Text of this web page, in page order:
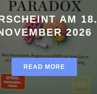
AM 18.
2026
READ MORE